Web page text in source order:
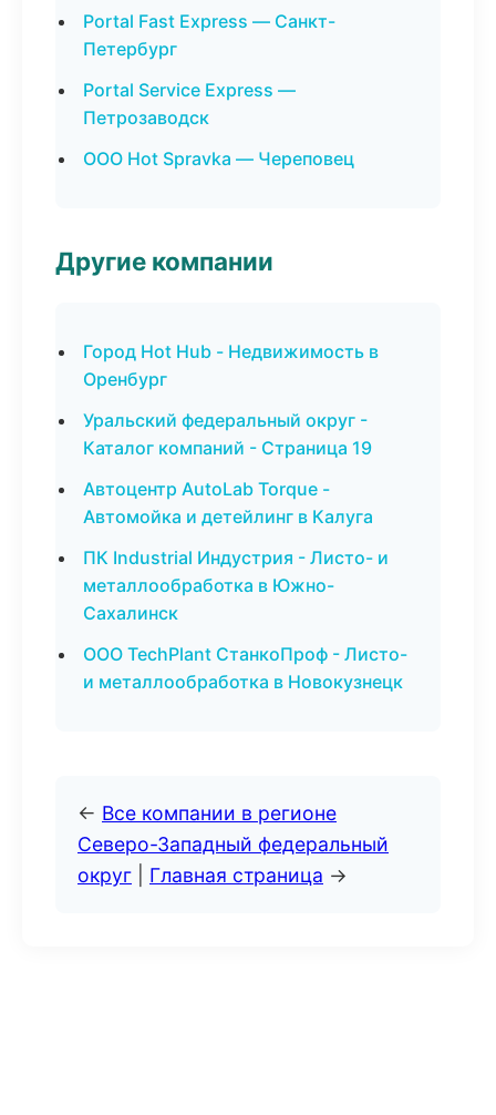
Portal Fast Express — Санкт-
Петербург
Portal Service Express —
Петрозаводск
ООО Hot Spravka — Череповец
Другие компании
Город Hot Hub - Недвижимость в
Оренбург
Уральский федеральный округ -
Каталог компаний - Страница 19
Автоцентр AutoLab Torque -
Автомойка и детейлинг в Калуга
ПК Industrial Индустрия - Листо- и
металлообработка в Южно-
Сахалинск
ООО TechPlant СтанкоПроф - Листо-
и металлообработка в Новокузнецк
← Все компании в регионе
Северо-Западный федеральный
округ
Главная страница →